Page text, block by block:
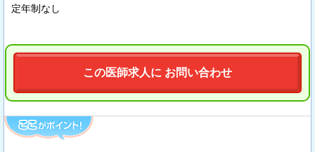
定年制なし
この医師求人に お問い合わせ